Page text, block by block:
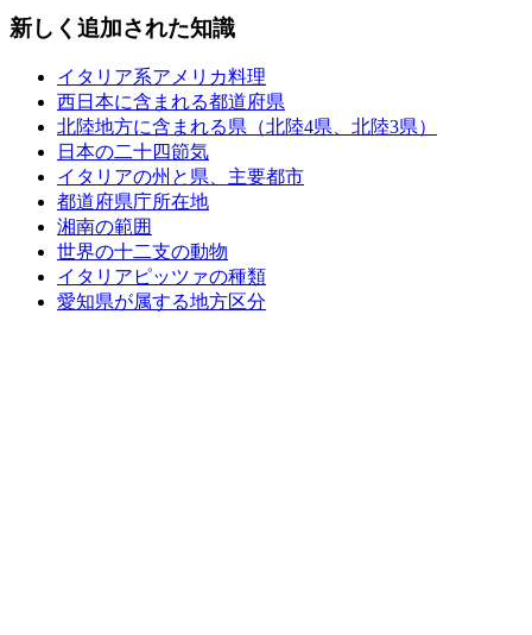
新しく追加された知識
イタリア系アメリカ料理
西日本に含まれる都道府県
北陸地方に含まれる県（北陸4県、北陸3県）
日本の二十四節気
イタリアの州と県、主要都市
都道府県庁所在地
湘南の範囲
世界の十二支の動物
イタリアピッツァの種類
愛知県が属する地方区分